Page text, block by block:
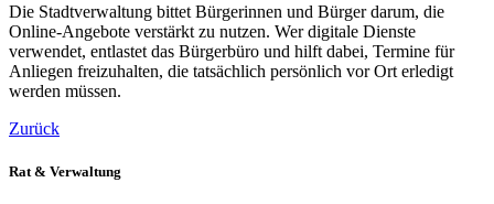
Die Stadtverwaltung bittet Bürgerinnen und Bürger darum, die
Online-Angebote verstärkt zu nutzen. Wer digitale Dienste
verwendet, entlastet das Bürgerbüro und hilft dabei, Termine für
Anliegen freizuhalten, die tatsächlich persönlich vor Ort erledigt
werden müssen.
Zurück
Rat & Verwaltung